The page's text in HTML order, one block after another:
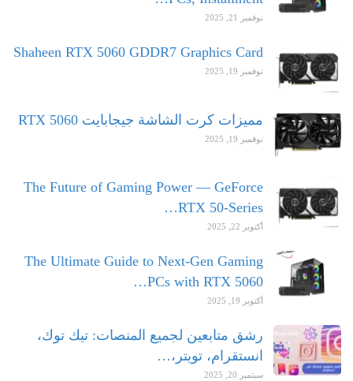
نوفمبر 21, 2025
Shaheen RTX 5060 GDDR7 Graphics Card
نوفمبر 19, 2025
مميزات كرت الشاشة جيجابايت RTX 5060
نوفمبر 19, 2025
The Future of Gaming Power — GeForce
RTX 50-Series…
أكتوبر 22, 2025
The Ultimate Guide to Next-Gen Gaming
PCs with RTX 5060…
أكتوبر 19, 2025
رشق متابعين لجميع المنصات: تيك توك،
انستقرام، تويتر،…
سبتمبر 20, 2025